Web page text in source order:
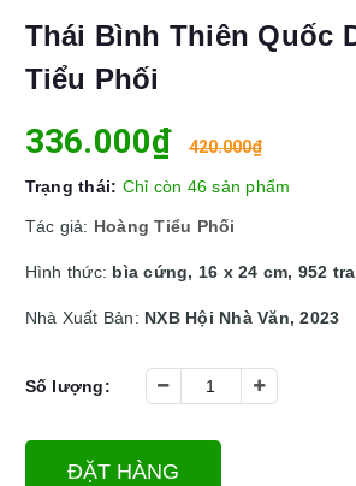
Thái Bình Thiên Quốc
Tiểu Phối
336.000₫ 420.000₫
Trạng thái: Chỉ còn 46 sản phẩm
Tác giả: Hoàng Tiểu Phối
Hình thức: bìa cứng, 16 x 24 cm, 952
Nhà Xuất Bản: NXB Hội Nhà Văn, 2023
Số lượng:
ĐẶT HÀNG